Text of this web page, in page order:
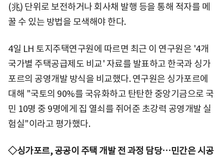
(兆) 단위로 보전하거나 회사채 발행 등을 통해 적자를 메
꿀 수 있는 방법을 모색해야 한다.
4일 LH 토지주택연구원에 따르면 최근 이 연구원은 '4개
국가별 주택공급제도 비교' 자료를 발표하고 한국과 싱가
포르의 공영개발 방식을 비교했다. 연구원은 싱가포르에
대해 "국토의 90%를 국유화하고 탄탄한 중앙기금으로 국
민 10명 중 9명에게 집 열쇠를 쥐어준 초강력 공영개발 실
험실"이라고 평가했다.
◇싱가포르, 공공이 주택 개발 전 과정 담당…민간은 시공